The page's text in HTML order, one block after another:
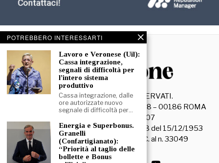
© 2026- TUTTI I DIRITTI RISERVATI.
La Discussione S.r.l. – Piazza Capranica, 78 – 00186 ROMA
C.F. e P. IVA 15045971007
Registrazione Tribunale di Roma n. 3628 del 15/12/1953
La società editrice è iscritta al R.O.C. al n. 33049
POTREBBERO INTERESSARTI
Lavoro e Veronese (Uil):
Cassa integrazione,
segnali di difficoltà per
l’intero sistema
produttivo
Cassa integrazione, dalle
ore autorizzate nuovo
segnale di difficoltà per…
Energia e Superbonus.
Granelli
(Confartigianato):
“Priorità al taglio delle
bollette e Bonus